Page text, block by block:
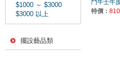
$1000 ～ $3000
$3000 以上
擺設藝品類
鬥牛士牛
特價：